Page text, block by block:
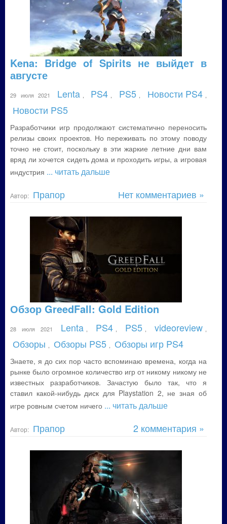
Kena: Bridge of Spirits не выйдет в
августе
29 июля 2021 Lenta PS4 PS5 Новости PS4
Новости PS5
Разработчики игр продолжают систематично переносить
релизы своих проектов. Но переживать по этому поводу
точно не стоит, поскольку в эти жаркие летние дни вам
вряд ли хочется сидеть дома и проходить игры, а игровая
индустрия ... читать дальше
Автор: Прапор Нет комментариев »
Обзор GreedFall: Gold Edition
28 июля 2021 Lenta PS4 PS5 videoreview
Обзоры Обзоры PS5 Обзоры игр PS4
Знаете, я до сих пор часто вспоминаю времена, когда на
рынке было огромное количество игр от никому никому не
известных разработчиков. Зачастую было так, что я
ставил какой-нибудь диск для Playstation 2, не зная об
игре ровным счетом ничего ... читать дальше
Автор: Прапор 2 комментария »